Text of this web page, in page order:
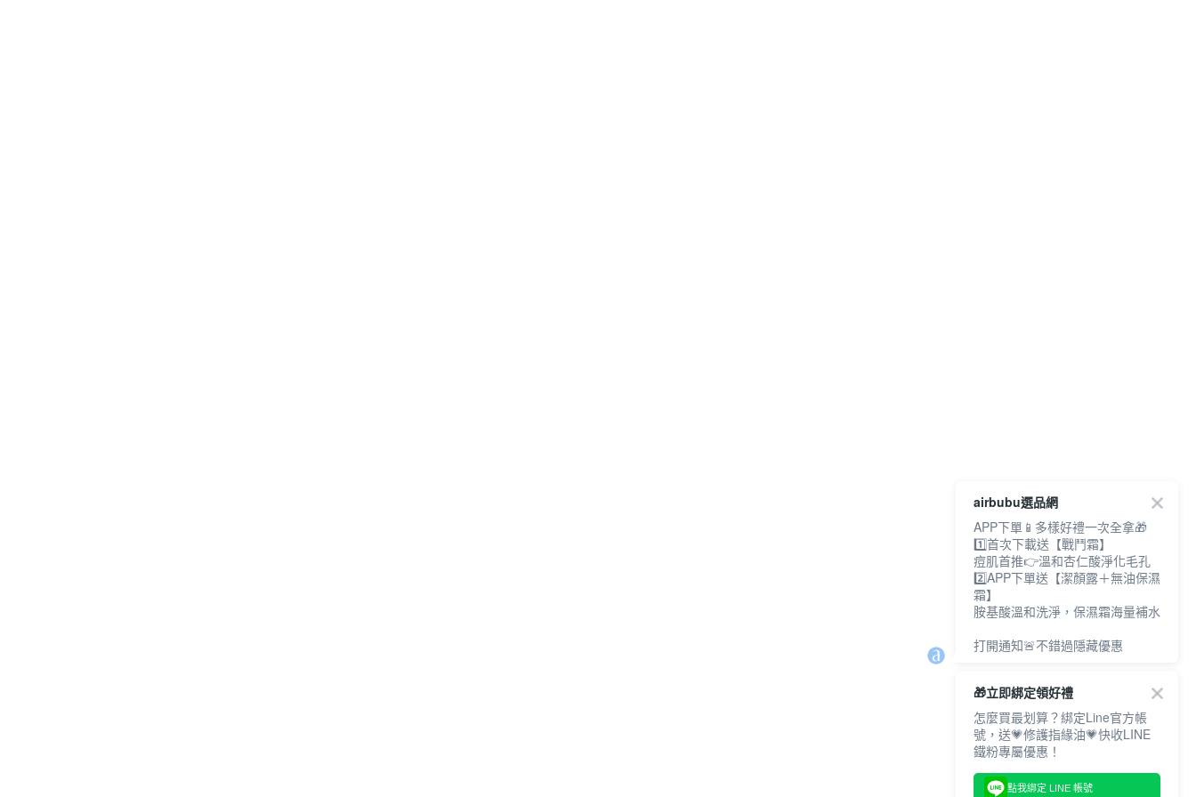
airbubu選品網
APP下單📱多樣好禮一次全拿🎁
1️⃣首次下載送【戰鬥霜】
痘肌首推👉溫和杏仁酸淨化毛孔
2️⃣APP下單送【潔顏露＋無油保濕
霜】
胺基酸溫和洗淨，保濕霜海量補水
打開通知🚨不錯過隱藏優惠
🎁立即綁定領好禮
怎麼買最划算？綁定Line官方帳
號，送💗修護指緣油💗快收LINE
鐵粉專屬優惠！
點我綁定 LINE 帳號